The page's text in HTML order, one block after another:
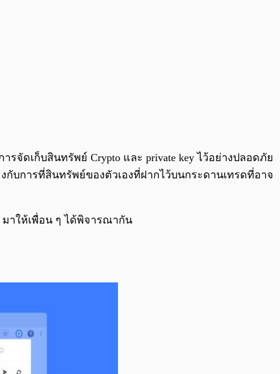
0:00 0:00
รจัดเก็บสินทรัพย์ Crypto และ private key ไว้อย่างปลอดภัย
งกับการที่สินทรัพย์ของตัวเองที่ฝากไว้บนกระดานเทรดที่อาจ
มาให้เพื่อน ๆ ได้พิจารณากัน